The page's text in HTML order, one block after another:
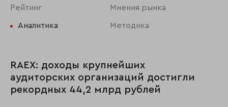
Рейтинг Мнения рынка
Аналитика Методика
RAEX: доходы крупнейших
аудиторских организаций достигли
рекордных 44,2 млрд рублей